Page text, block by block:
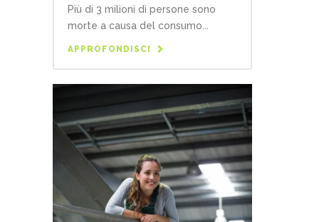
Più di 3 milioni di persone sono
morte a causa del consumo...
APPROFONDISCI